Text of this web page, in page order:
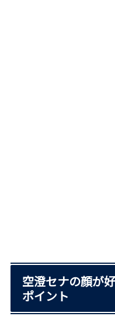
空澄セナの顔が
ポイント